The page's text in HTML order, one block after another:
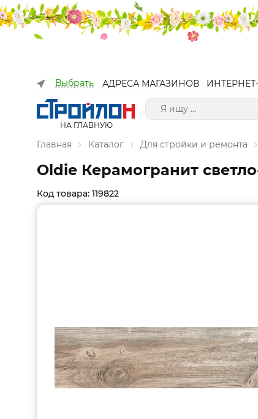
Выбрать АДРЕСА МАГАЗИНОВ
НА ГЛАВНУЮ
Главная Каталог Для стройки и ремонта
Oldie Керамогранит
Код товара: 119822